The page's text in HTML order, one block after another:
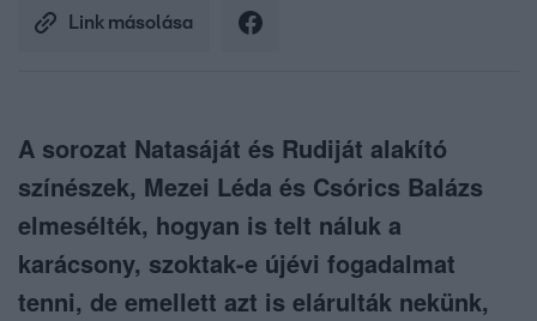
Link másolása
A sorozat Natasáját és Rudiját alakító
színészek, Mezei Léda és Csórics Balázs
elmesélték, hogyan is telt náluk a
karácsony, szoktak-e újévi fogadalmat
tenni, de emellett azt is elárulták nekünk,